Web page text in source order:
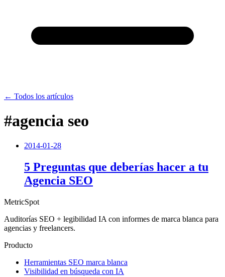
← Todos los artículos
#agencia seo
2014-01-28
5 Preguntas que deberías hacer a tu
Agencia SEO
MetricSpot
Auditorías SEO + legibilidad IA con informes de marca blanca para
agencias y freelancers.
Producto
Herramientas SEO marca blanca
Visibilidad en búsqueda con IA